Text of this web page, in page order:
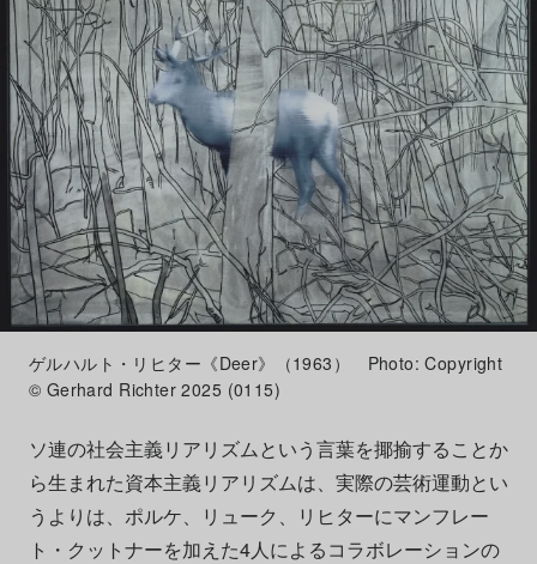
ゲルハルト・リヒター《Deer》（1963） Photo: Copyright
© Gerhard Richter 2025 (0115)
ソ連の社会主義リアリズムという言葉を揶揄することか
ら生まれた資本主義リアリズムは、実際の芸術運動とい
うよりは、ポルケ、リューク、リヒターにマンフレー
ト・クットナーを加えた4人によるコラボレーションの